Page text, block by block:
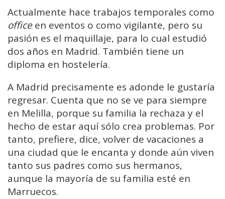
Actualmente hace trabajos temporales como
officeen eventos o como vigilante, pero su
pasión es el maquillaje, para lo cual estudió
dos años en Madrid. También tiene un
diploma en hostelería.
A Madrid precisamente es adonde le gustaría
regresar. Cuenta que no se ve para siempre
en Melilla, porque su familia la rechaza y el
hecho de estar aquí sólo crea problemas. Por
tanto, prefiere, dice, volver de vacaciones a
una ciudad que le encanta y donde aún viven
tanto sus padres como sus hermanos,
aunque la mayoría de su familia esté en
Marruecos.